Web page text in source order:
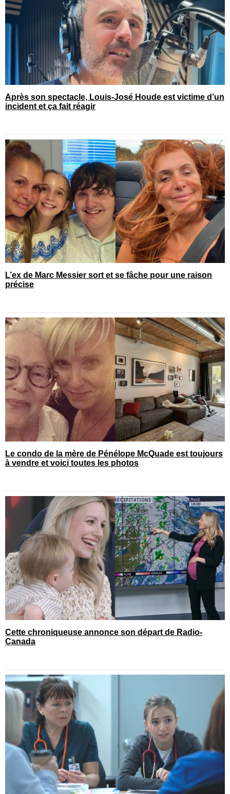
Après son spectacle, Louis-José Houde est victime d’un
incident et ça fait réagir
L’ex de Marc Messier sort et se fâche pour une raison
précise
Le condo de la mère de Pénélope McQuade est toujours
à vendre et voici toutes les photos
Cette chroniqueuse annonce son départ de Radio-
Canada